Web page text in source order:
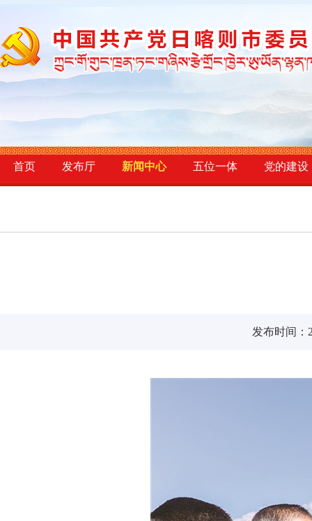
首页 发布厅 新闻中心 五位一体 党的建设
发布时间：